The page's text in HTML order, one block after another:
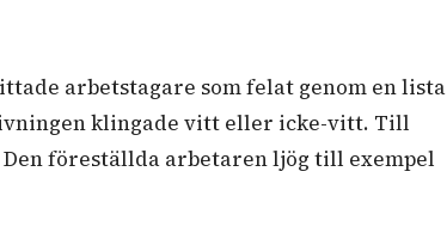
arbetstagare som felat genom en lista
klingade vitt eller icke-vitt. Till
föreställda arbetaren ljög till exempel